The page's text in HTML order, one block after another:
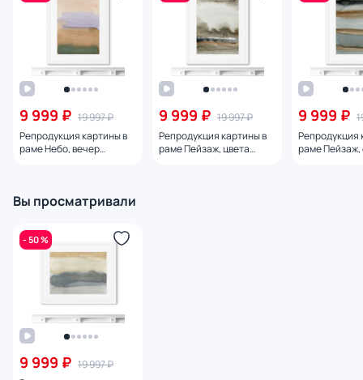
9 999 ₽ 19 997 ₽
Репродукция картины в
раме Небо, вечер
9 999 ₽ 19 997 ₽
Репродукция картины в
раме Пейзаж, цвета
9 999 ₽
Репродукция
раме Пейзаж,
Вы просматривали
- 50 %
9 999 ₽ 19 997 ₽